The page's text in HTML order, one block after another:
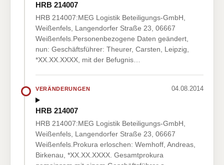
HRB 214007
HRB 214007:MEG Logistik Beteiligungs-GmbH,
Weißenfels, Langendorfer Straße 23, 06667
Weißenfels.Personenbezogene Daten geändert,
nun: Geschäftsführer: Theurer, Carsten, Leipzig,
*XX.XX.XXXX, mit der Befugnis…
VERÄNDERUNGEN 04.08.2014
HRB 214007
HRB 214007:MEG Logistik Beteiligungs-GmbH,
Weißenfels, Langendorfer Straße 23, 06667
Weißenfels.Prokura erloschen: Wemhoff, Andreas,
Birkenau, *XX.XX.XXXX. Gesamtprokura